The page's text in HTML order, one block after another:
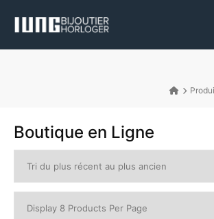
Boutique en Ligne